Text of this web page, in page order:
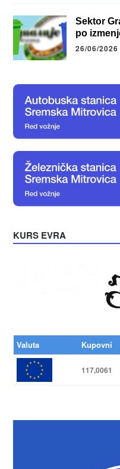
Sektor
po
26/06/2026
KURS EVRA
Valuta Kupovni
117,0061